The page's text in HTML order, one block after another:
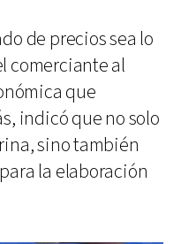
de precios sea lo
comerciante al
que
indicó que no solo
sino también
la elaboración